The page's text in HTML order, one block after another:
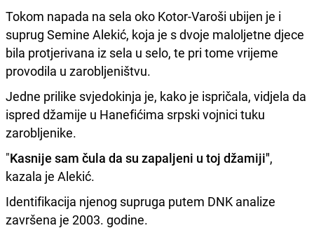
Tokom napada na sela oko Kotor-Varoši ubijen je i
suprug Semine Alekić, koja je s dvoje maloljetne djece
bila protjerivana iz sela u selo, te pri tome vrijeme
provodila u zarobljeništvu.
Jedne prilike svjedokinja je, kako je ispričala, vidjela da
ispred džamije u Hanefićima srpski vojnici tuku
zarobljenike.
"Kasnije sam čula da su zapaljeni u toj džamiji",
kazala je Alekić.
Identifikacija njenog supruga putem DNK analize
završena je 2003. godine.